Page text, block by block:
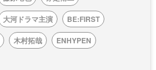
大河ドラマ主演
BE:FIRST
木村拓哉
ENHYPEN